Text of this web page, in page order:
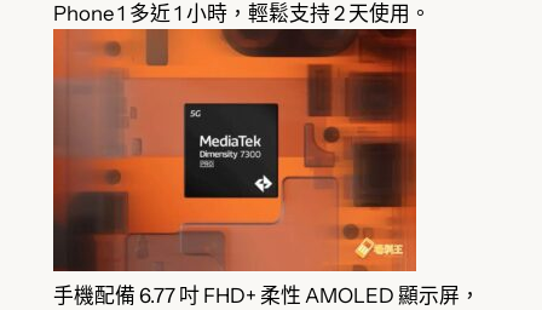
Phone 1 多近 1 小時，輕鬆支持 2 天使用。
手機配備 6.77 吋 FHD+ 柔性 AMOLED 顯示屏，